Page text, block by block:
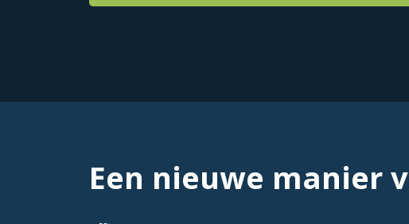
Een nieuwe manier